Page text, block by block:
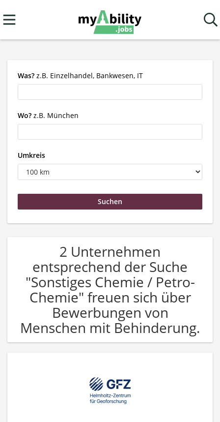
Was? z.B. Einzelhandel, Bankwesen, IT
Wo? z.B. München
Umkreis
2 Unternehmen
entsprechend der Suche
"Sonstiges Chemie / Petro-
Chemie" freuen sich über
Bewerbungen von
Menschen mit Behinderung.